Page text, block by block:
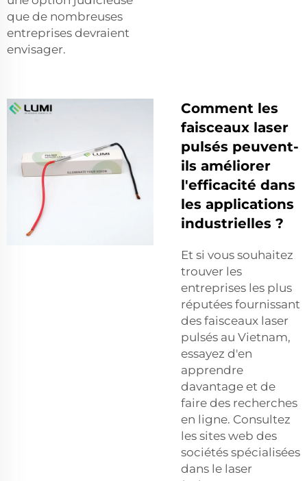
que de nombreuses
entreprises devraient
envisager.
Comment les
faisceaux laser
pulsés peuvent-
ils améliorer
l'efficacité dans
les applications
industrielles ?
Et si vous souhaitez
trouver les
entreprises les plus
réputées fournissant
des faisceaux laser
pulsés au Vietnam,
essayez d'en
apprendre
davantage et de
faire des recherches
en ligne. Consultez
les sites web des
sociétés spécialisées
dans le laser